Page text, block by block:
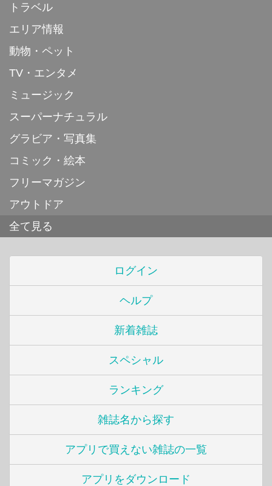
トラベル
エリア情報
動物・ペット
TV・エンタメ
ミュージック
スーパーナチュラル
グラビア・写真集
コミック・絵本
フリーマガジン
アウトドア
全て見る
ログイン
ヘルプ
新着雑誌
スペシャル
ランキング
雑誌名から探す
アプリで買えない雑誌の一覧
アプリをダウンロード